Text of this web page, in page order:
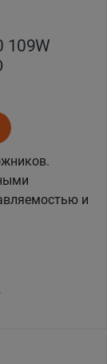
109W
и